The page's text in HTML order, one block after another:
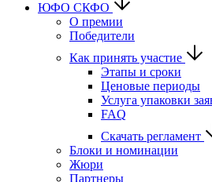
ЮФО СКФО
О премии
Победители
Как принять участие
Этапы и сроки
Ценовые периоды
Услуга упаковки
FAQ
Скачать регламент
Блоки и номинации
Жюри
Партнеры